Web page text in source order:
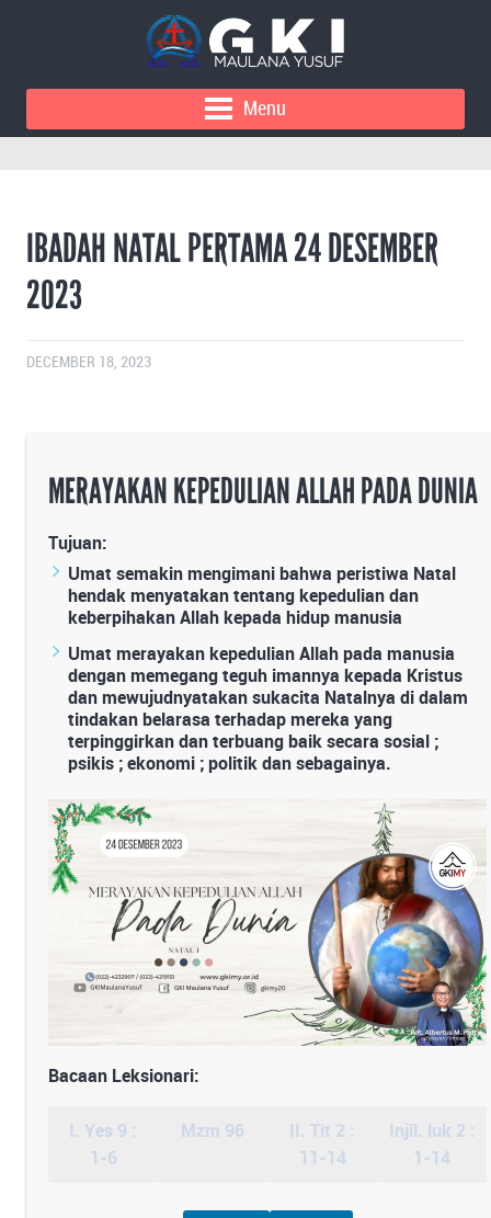
Menu
IBADAH NATAL PERTAMA 24 DESEMBER
2023
DECEMBER 18, 2023
MERAYAKAN KEPEDULIAN ALLAH PADA DUNIA
Tujuan:
Umat semakin mengimani bahwa peristiwa Natal
hendak menyatakan tentang kepedulian dan
keberpihakan Allah kepada hidup manusia
Umat merayakan kepedulian Allah pada manusia
dengan memegang teguh imannya kepada Kristus
dan mewujudnyatakan sukacita Natalnya di dalam
tindakan belarasa terhadap mereka yang
terpinggirkan dan terbuang baik secara sosial ;
psikis ; ekonomi ; politik dan sebagainya.
Bacaan Leksionari:
I. Yes 9 :
1-6
Mzm 96
II. Tit 2 :
11-14
Injil. luk 2 :
1-14